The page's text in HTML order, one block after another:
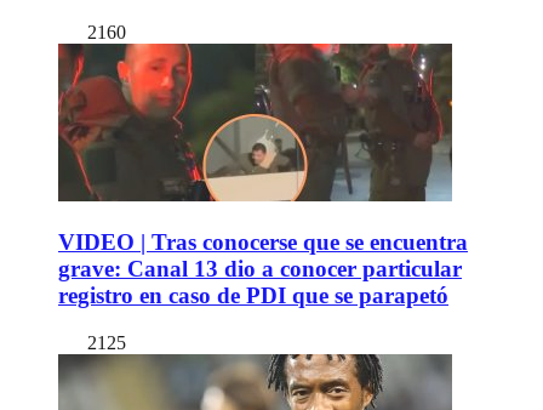
2160
VIDEO | Tras conocerse que se encuentra
grave: Canal 13 dio a conocer particular
registro en caso de PDI que se parapetó
2125